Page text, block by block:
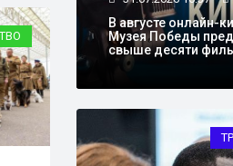
В августе онлайн-
Музея Победы
свыше десяти